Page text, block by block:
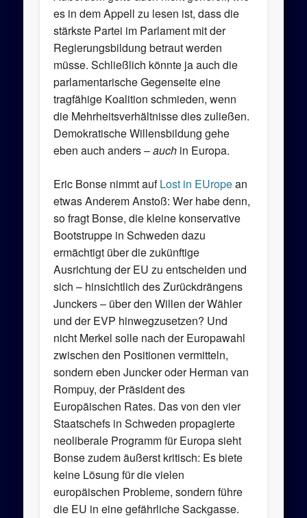
es in dem Appell zu lesen ist, dass die
stärkste Partei im Parlament mit der
Regierungsbildung betraut werden
müsse. Schließlich könnte ja auch die
parlamentarische Gegenseite eine
tragfähige Koalition schmieden, wenn
die Mehrheitsverhältnisse dies zuließen.
Demokratische Willensbildung gehe
eben auch anders –auch in Europa.
Eric Bonse nimmt aufLost in EUropean
etwas Anderem Anstoß: Wer habe denn,
so fragt Bonse, die kleine konservative
Bootstruppe in Schweden dazu
ermächtigt über die zukünftige
Ausrichtung der EU zu entscheiden und
sich – hinsichtlich des Zurückdrängens
Junckers – über den Willen der Wähler
und der EVP hinwegzusetzen? Und
nicht Merkel solle nach der Europawahl
zwischen den Positionen vermitteln,
sondern eben Juncker oder Herman van
Rompuy, der Präsident des
Europäischen Rates. Das von den vier
Staatschefs in Schweden propagierte
neoliberale Programm für Europa sieht
Bonse zudem äußerst kritisch: Es biete
keine Lösung für die vielen
europäischen Probleme, sondern führe
die EU in eine gefährliche Sackgasse.